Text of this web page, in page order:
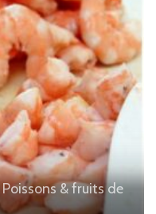
Poissons & fruits de